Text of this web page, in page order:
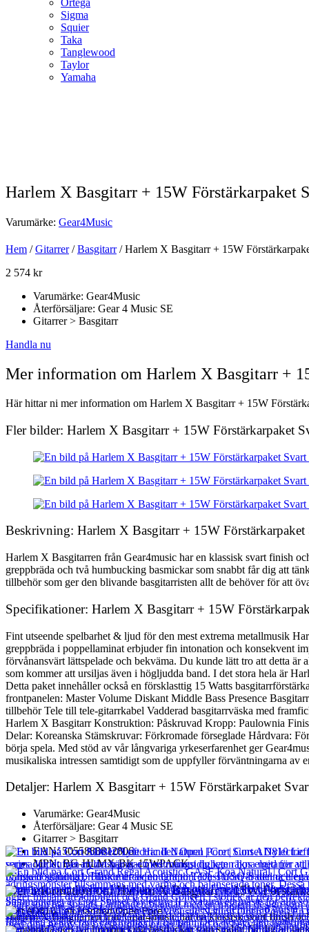
Ortega
Sigma
Squier
Taka
Tanglewood
Taylor
Yamaha
Harlem X Basgitarr + 15W Förstärkarpaket
Varumärke: Gear4Music
Hem /Gitarrer/Basgitarr/ Harlem X Basgitarr + 15W
2 574 kr
Varumärke: Gear4Music
Återförsäljare: Gear 4 Music SE
Gitarrer > Basgitarr
Handla nu
Mer information om Harlem X Basgitarr +
Här hittar ni mer information om Harlem X Basgitarr + 15W
Fler bilder: Harlem X Basgitarr + 15W Förstärkarpaket
Beskrivning: Harlem X Basgitarr + 15W Förstärkarpaket
Harlem X Basgitarren från Gear4music har en klassisk svart finish
greppbräda och två humbucking basmickar som snabbt får dig att
tillbehör som ger den blivande basgitarristen allt de behöver för att
Specifikationer: Harlem X Basgitarr + 15W
Fint utseende spelbarhet & ljud för den mest extrema metallmusik
greppbräda i poppellaminat erbjuder fin intonation och konsekvent
förvånansvärt lättspelade och bekväma. Du kunde lätt tro att detta
som kommer att ursiljas även i högljudda band. I det stora hela är
Detta paket innehåller också en försklasttig 15 Watts
frontpanelen: Master Volume Diskant Middle Bass Presence
tillbehör Tele till tele-gitarrkabel Vadderad basgitarrväska med
Harlem X Basgitarr Konstruktion: Påskruvad Kropp: Paulownia
Delar: Koreanska Stämskruvar: Förkromade förseglade Hårdvara:
börja spela. Med stöd av vår långvariga yrkeserfarenhet ger
musikaliska intressen samtidigt som de uppfyller förväntningarna
Detaljer: Harlem X Basgitarr + 15W Förstärkarpaket
Varumärke: Gear4Music
Återförsäljare: Gear 4 Music SE
Gitarrer > Basgitarr
EAN: 5055888812806
MPN: BG-HLMX-BK-15WPACK
Mer information om Harlem X Basgitarr + 15W
Harlem X Basgitarren från Gear4music har en klassisk svart finish
greppbräda och två humbucking basmickar som snabbt får dig att
Cort AD810 Left Handed Open Pore